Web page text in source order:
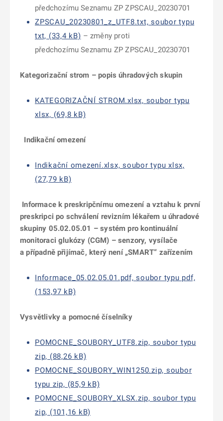
předchozímu Seznamu ZP ZPSCAU_20230701
ZPSCAU_20230801_z_UTF8.txt, soubor typu
txt, (33,4 kB) – změny proti
předchozímu Seznamu ZP ZPSCAU_20230701
Kategorizační strom – popis úhradových skupin
KATEGORIZAČNÍ STROM.xlsx, soubor typu
xlsx, (69,8 kB)
Indikační omezení
Indikační omezení.xlsx, soubor typu xlsx,
(27,79 kB)
Informace k preskripčnímu omezení a vztahu k první
preskripci po schválení revizním lékařem u úhradové
skupiny 05.02.05.01 – systém pro kontinuální
monitoraci glukózy (CGM) – senzory, vysílače
a případně přijímač, který není „SMART“ zařízením
Informace_05.02.05.01.pdf, soubor typu pdf,
(153,97 kB)
Vysvětlivky a pomocné číselníky
POMOCNE_SOUBORY_UTF8.zip, soubor typu
zip, (88,26 kB)
POMOCNE_SOUBORY_WIN1250.zip, soubor
typu zip, (85,9 kB)
POMOCNE_SOUBORY_XLSX.zip, soubor typu
zip, (101,16 kB)